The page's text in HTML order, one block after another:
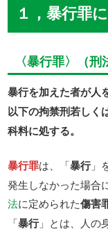
１，暴行罪
〈暴行罪〉（刑
暴行を加えた者が人
以下の拘禁刑若しく
科料に処する。
暴行罪は、「暴行」
発生しなかった場合
法に定められた傷害
「暴行」とは、人の